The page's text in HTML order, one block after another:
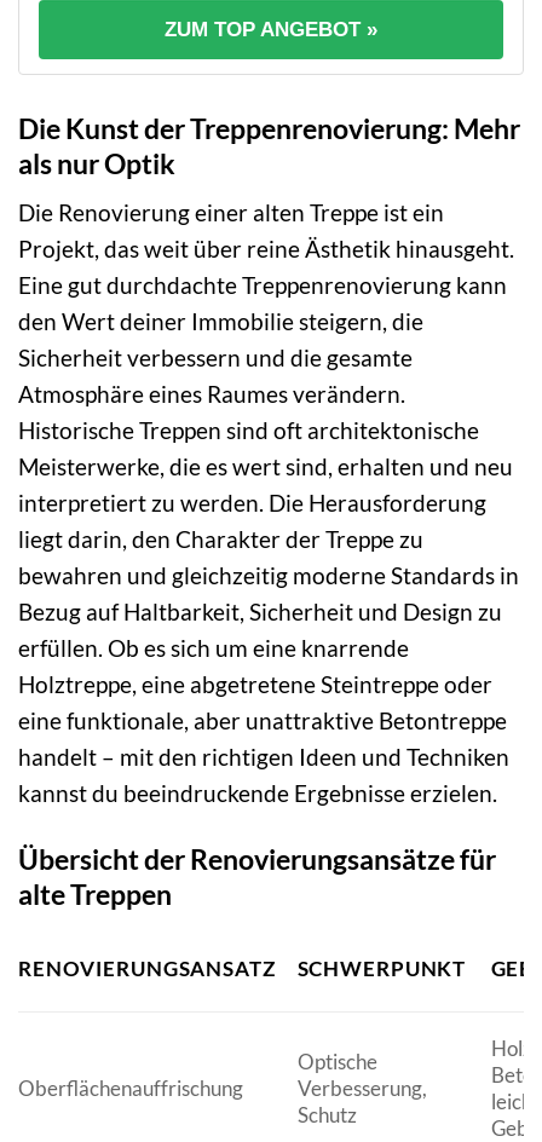
ZUM TOP ANGEBOT »
Die Kunst der Treppenrenovierung: Mehr
als nur Optik
Die Renovierung einer alten Treppe ist ein
Projekt, das weit über reine Ästhetik hinausgeht.
Eine gut durchdachte Treppenrenovierung kann
den Wert deiner Immobilie steigern, die
Sicherheit verbessern und die gesamte
Atmosphäre eines Raumes verändern.
Historische Treppen sind oft architektonische
Meisterwerke, die es wert sind, erhalten und neu
interpretiert zu werden. Die Herausforderung
liegt darin, den Charakter der Treppe zu
bewahren und gleichzeitig moderne Standards in
Bezug auf Haltbarkeit, Sicherheit und Design zu
erfüllen. Ob es sich um eine knarrende
Holztreppe, eine abgetretene Steintreppe oder
eine funktionale, aber unattraktive Betontreppe
handelt – mit den richtigen Ideen und Techniken
kannst du beeindruckende Ergebnisse erzielen.
Übersicht der Renovierungsansätze für
alte Treppen
RENOVIERUNGSANSATZ SCHWERPUNKT
Oberflächenauffrischung
Optische
Verbesserung,
Schutz
Holz-